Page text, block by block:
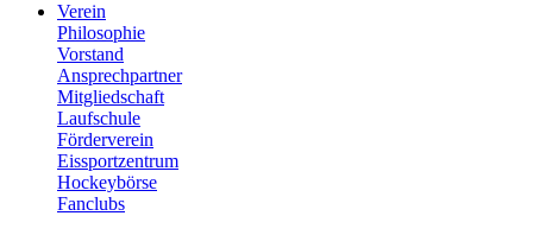
Verein
Philosophie
Vorstand
Ansprechpartner
Mitgliedschaft
Laufschule
Förderverein
Eissportzentrum
Hockeybörse
Fanclubs